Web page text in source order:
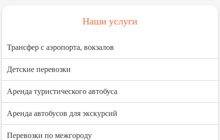
Наши услуги
Трансфер с аэропорта, вокзалов
Детские перевозки
Аренда туристического автобуса
Аренда автобусов для экскурсий
Перевозки по межгороду